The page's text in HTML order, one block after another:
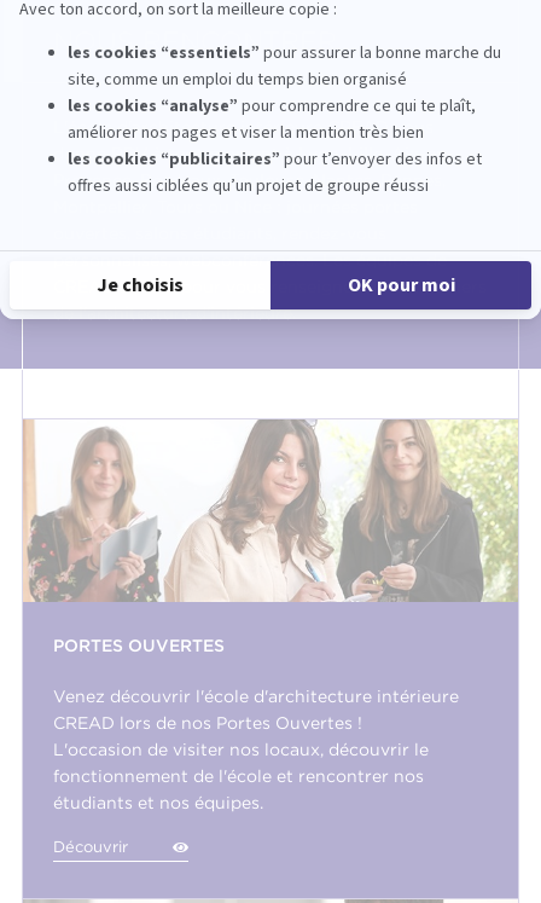
NOUS RENCONTRER
L'école d'architecture intérieure CREAD vous
donne RDV à tout moment à Lyon, Lille, Aix-en-
Provence, Bordeaux, Toulouse, Nantes, Rennes,
personnalisés, webconférences. Les équipes de
CREAD sont là pour vous renseigner sur les métiers
de l'architecture d'intérieure.
PORTES OUVERTES
Venez découvrir l'école d'architecture intérieure
CREAD lors de nos Portes Ouvertes !
L'occasion de visiter nos locaux, découvrir le
fonctionnement de l'école et rencontrer nos
étudiants et nos équipes.
Découvrir